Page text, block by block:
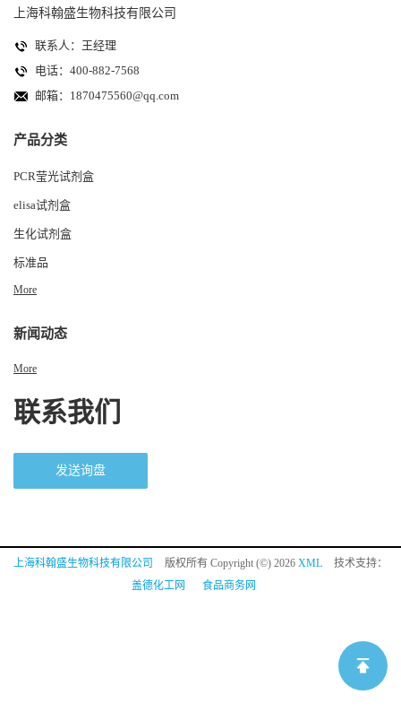
上海科翰盛生物科技有限公司
联系人：王经理
电话：400-882-7568
邮箱： 1870475560@qq.com
产品分类
PCR莹光试剂盒
elisa试剂盒
生化试剂盒
标准品
More
新闻动态
More
联系我们
发送询盘
上海科翰盛生物科技有限公司 版权所有 Copyright (©) 2026 XML
技术支持：
盖德化工网
食品商务网